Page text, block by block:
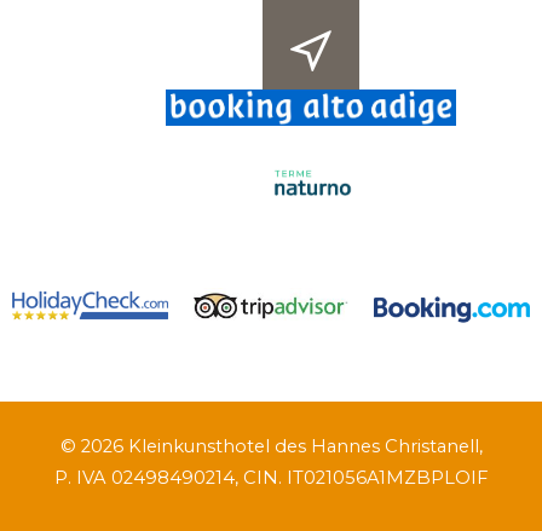
© 2026 Kleinkunsthotel des Hannes Christanell,
P. IVA 02498490214, CIN. IT021056A1MZBPLOIF